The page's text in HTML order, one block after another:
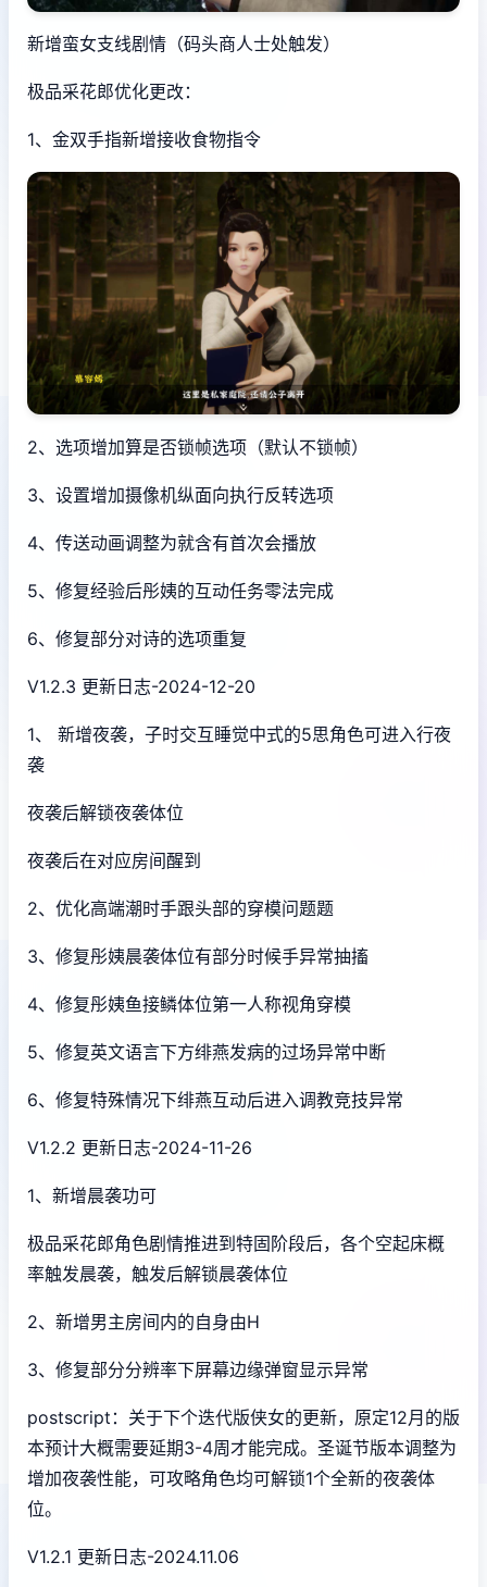
新增蛮女支线剧情（码头商人士处触发）
极品采花郎优化更改：
1、金双手指新增接收食物指令
2、选项增加算是否锁帧选项（默认不锁帧）
3、设置增加摄像机纵面向执行反转选项
4、传送动画调整为就含有首次会播放
5、修复经验后彤姨的互动任务零法完成
6、修复部分对诗的选项重复
V1.2.3 更新日志-2024-12-20
1、 新增夜袭，子时交互睡觉中式的5思角色可进入行夜
袭
夜袭后解锁夜袭体位
夜袭后在对应房间醒到
2、优化高端潮时手跟头部的穿模问题题
3、修复彤姨晨袭体位有部分时候手异常抽搐
4、修复彤姨鱼接鳞体位第一人称视角穿模
5、修复英文语言下方绯燕发病的过场异常中断
6、修复特殊情况下绯燕互动后进入调教竞技异常
V1.2.2 更新日志-2024-11-26
1、新增晨袭功可
极品采花郎角色剧情推进到特固阶段后，各个空起床概
率触发晨袭，触发后解锁晨袭体位
2、新增男主房间内的自身由H
3、修复部分分辨率下屏幕边缘弹窗显示异常
postscript：关于下个迭代版侠女的更新，原定12月的版
本预计大概需要延期3-4周才能完成。圣诞节版本调整为
增加夜袭性能，可攻略角色均可解锁1个全新的夜袭体
位。
V1.2.1 更新日志-2024.11.06